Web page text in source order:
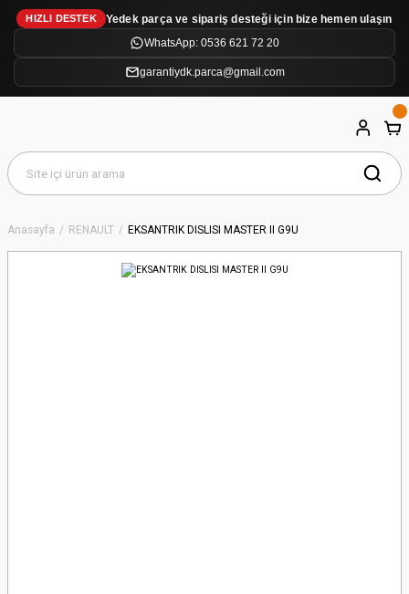
HIZLI DESTEK
Yedek parça ve sipariş desteği için bize hemen ulaşın
WhatsApp: 0536 621 72 20
garantiydk.parca@gmail.com
Anasayfa RENAULT EKSANTRIK DISLISI MASTER II G9U